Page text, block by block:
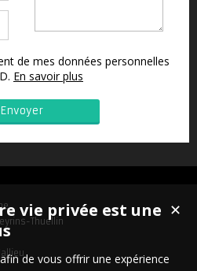
de mes données personnelles
En savoir plus
Thuellin
✕
vie privée est une
de vous offrir une expérience